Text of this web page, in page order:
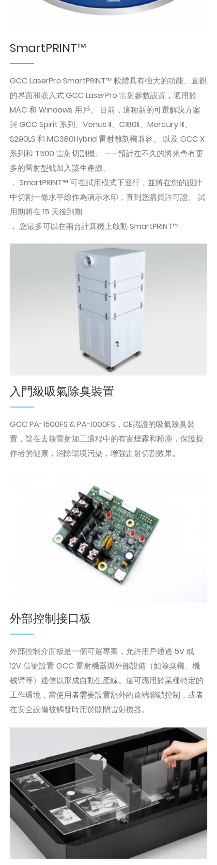
SmartPRINT™
GCC LaserPro SmartPRINT™ 軟體具有強大的功能、直觀
的界面和嵌入式 GCC LaserPro 雷射參數設置，適用於
MAC 和 Windows 用戶。 目前，這種新的可選解決方案
與 GCC Spirit 系列、Venus II、C180II、Mercury III、
S290LS 和 MG380Hybrid 雷射雕刻機兼容。 以及 GCC X
系列和 T500 雷射切割機。 ——預計在不久的將來會有更
多的雷射型號加入該生產線。
． SmartPRINT™ 可在試用模式下運行，並將在您的設計
中切割一條水平線作為演示水印，直到您購買許可證。 試
用期將在 15 天後到期
． 您最多可以在兩台計算機上啟動 SmartPRINT™
入門級吸氣除臭裝置
GCC PA-1500FS & PA-1000FS，CE認證的吸氣除臭裝
置，旨在去除雷射加工過程中的有害煙霧和粉塵，保護操
作者的健康，消除環境污染，增強雷射切割效果。
外部控制接口板
外部控制介面板是一個可選專案，允許用戶通過 5V 或
12V 信號設置 GCC 雷射機器與外部設備（如除臭機、機
械臂等）通信以形成自動生產線。還可應用於某種特定的
工作環境，當使用者需要設置額外的遠端聯鎖控制，或者
在安全設備被觸發時用於關閉雷射機器。